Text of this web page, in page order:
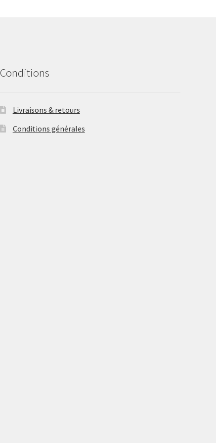
page
Conditions
Livraisons & retours
Conditions générales